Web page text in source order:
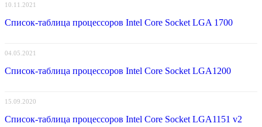
10.11.2021
Список-таблица процессоров Intel Core Socket LGA 1700
04.05.2021
Список-таблица процессоров Intel Core Socket LGA1200
15.09.2020
Список-таблица процессоров Intel Core Socket LGA1151 v2